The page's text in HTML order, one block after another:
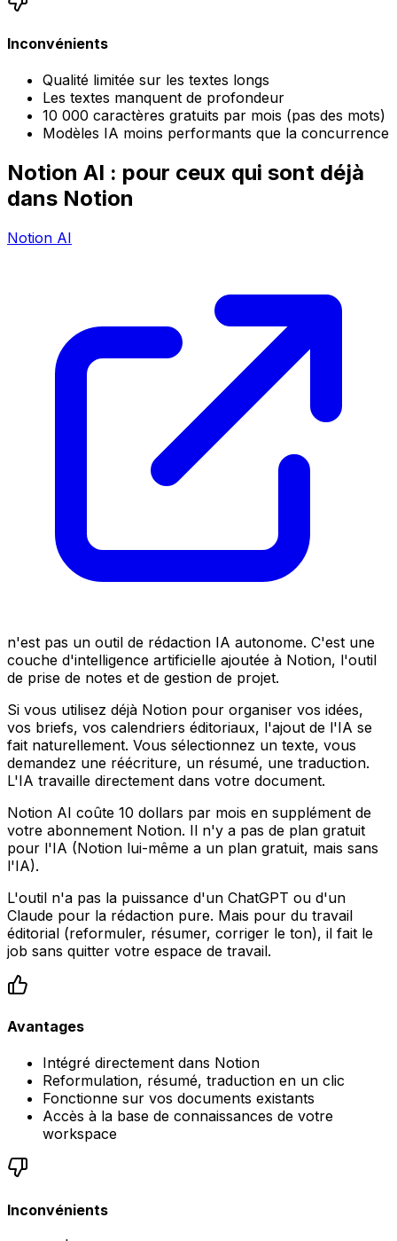
Inconvénients
Qualité limitée sur les textes longs
Les textes manquent de profondeur
10 000 caractères gratuits par mois (pas des mots)
Modèles IA moins performants que la concurrence
Notion AI : pour ceux qui sont déjà
dans Notion
Notion AI
n'est pas un outil de rédaction IA autonome. C'est une
couche d'intelligence artificielle ajoutée à Notion, l'outil
de prise de notes et de gestion de projet.
Si vous utilisez déjà Notion pour organiser vos idées,
vos briefs, vos calendriers éditoriaux, l'ajout de l'IA se
fait naturellement. Vous sélectionnez un texte, vous
demandez une réécriture, un résumé, une traduction.
L'IA travaille directement dans votre document.
Notion AI coûte 10 dollars par mois en supplément de
votre abonnement Notion. Il n'y a pas de plan gratuit
pour l'IA (Notion lui-même a un plan gratuit, mais sans
l'IA).
L'outil n'a pas la puissance d'un ChatGPT ou d'un
Claude pour la rédaction pure. Mais pour du travail
éditorial (reformuler, résumer, corriger le ton), il fait le
job sans quitter votre espace de travail.
Avantages
Intégré directement dans Notion
Reformulation, résumé, traduction en un clic
Fonctionne sur vos documents existants
Accès à la base de connaissances de votre
workspace
Inconvénients